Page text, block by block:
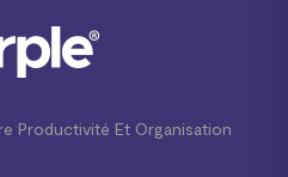
Productivité Et Organisation